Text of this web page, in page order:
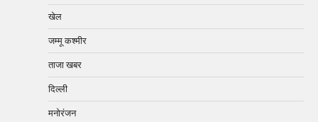
खेल
जम्मू कश्मीर
ताजा खबर
दिल्ली
मनोरंजन